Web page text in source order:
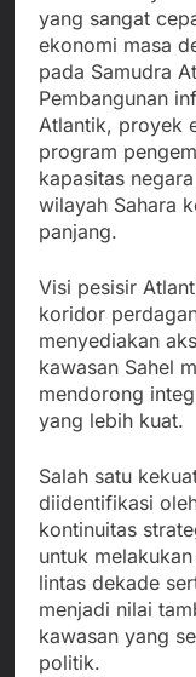
yang sangat
ekonomi masa
pada Samudra
Pembangunan
Atlantik, proyek
program
kapasitas
wilayah Sahara
panjang.
Visi pesisir
koridor
menyediakan
kawasan Sahel
mendorong
yang lebih kuat.
Salah satu
diidentifikasi
kontinuitas
untuk
lintas dekade
menjadi nilai
kawasan yang
politik.